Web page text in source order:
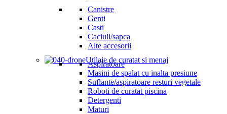
Canistre
Genti
Casti
Caciuli/sapca
Alte accesorii
Utilaje de curatat si menaj
Aspiratoare
Masini de spalat cu inalta presiune
Suflante/aspiratoare resturi vegetale
Roboti de curatat piscina
Detergenti
Maturi